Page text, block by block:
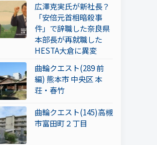
広澤克実氏が新社長？
「安倍元首相暗殺事
件」で辞職した奈良県
本部長が再就職した
HESTA大倉に異変
曲輪クエスト(289 前
編) 熊本市 中央区 本
荘・春竹
曲輪クエスト(145)高槻
市富田町２丁目